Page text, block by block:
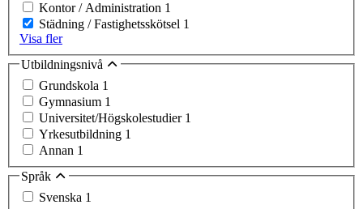
Kontor / Administration 1
Städning / Fastighetsskötsel 1
Visa fler
Utbildningsnivå
Grundskola 1
Gymnasium 1
Universitet/Högskolestudier 1
Yrkesutbildning 1
Annan 1
Språk
Svenska 1